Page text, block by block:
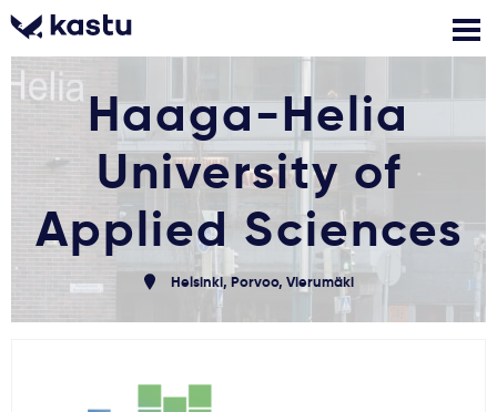
Prisijungti
Pranešimai
Stojimo anketa
Nemokamos
konsultacijos
Kontaktai
Kur studijuoti?
Haaga-Helia
University of
Applied Sciences
Helsinki, Porvoo, Vierumäki